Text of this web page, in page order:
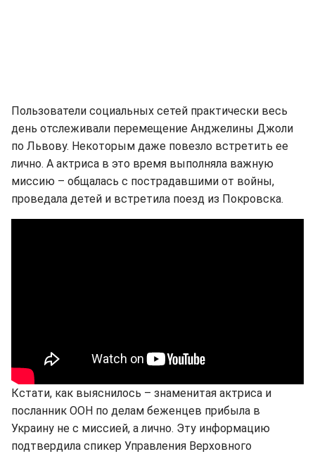
Пользователи социальных сетей практически весь
день отслеживали перемещение Анджелины Джоли
по Львову. Некоторым даже повезло встретить ее
лично. А актриса в это время выполняла важную
миссию – общалась с пострадавшими от войны,
проведала детей и встретила поезд из Покровска.
Кстати, как выяснилось – знаменитая актриса и
посланник ООН по делам беженцев прибыла в
Украину не с миссией, а лично. Эту информацию
подтвердила спикер Управления Верховного